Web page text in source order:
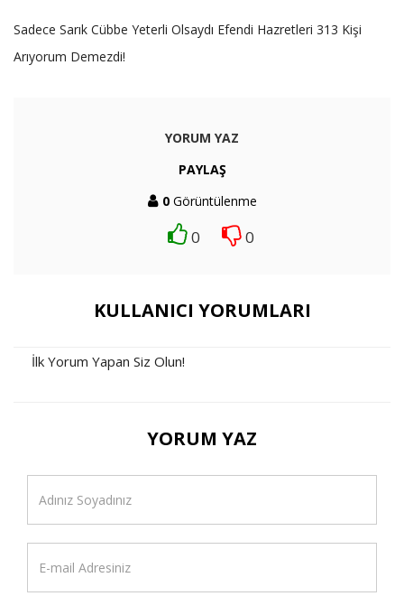
Sadece Sarık Cübbe Yeterli Olsaydı Efendi Hazretleri 313 Kişi
Arıyorum Demezdi!
YORUM YAZ
PAYLAŞ
0Görüntülenme
0 0
KULLANICI YORUMLARI
İlk Yorum Yapan Siz Olun!
YORUM YAZ